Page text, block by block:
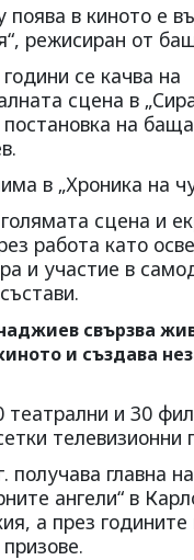
поява в киното е
режисиран от
се качва на
сцена в
постановка на
в „Хроника на
сцена и
работа като
и участие в
свързва
и създава
и 30
телевизионни
получава главна
ангели“ в
а през